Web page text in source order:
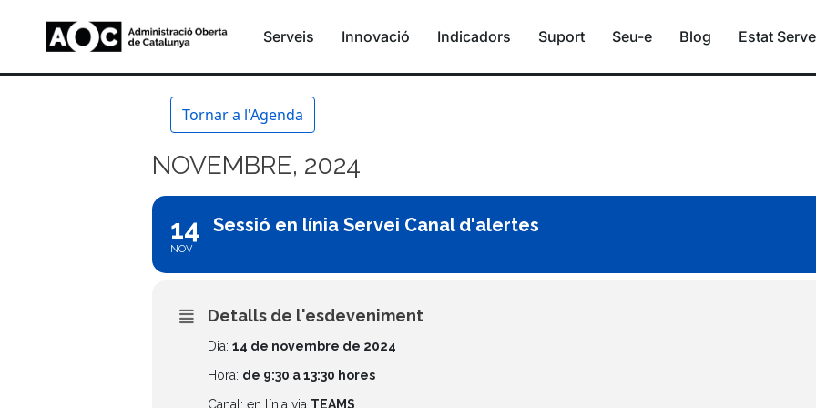
Serveis Innovació Indicadors Suport Seu-e Blog Estat
Tornar a l'Agenda
NOVEMBRE, 2024
14
NOV
Sessió en línia Servei Canal d'alertes
Detalls de l'esdeveniment
Dia: 14 de novembre de 2024
Hora: de 9:30 a 13:30 hores
Canal: en línia via TEAMS